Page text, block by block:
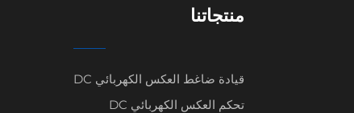
منتجاتنا
قيادة ضاغط العكس الكهربائي DC
تحكم العكس الكهربائي DC